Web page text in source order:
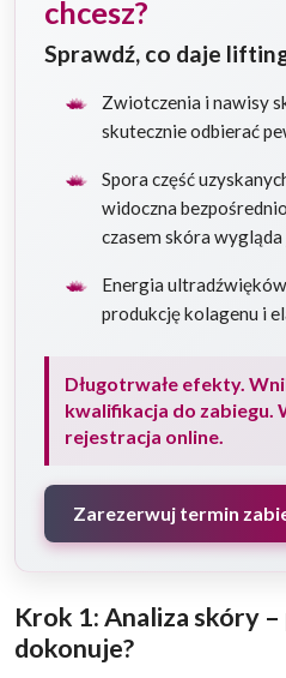
chcesz?
Sprawdź, co daje
Zwiotczenia i nawisy
skutecznie odbierać
Spora część
widoczna
czasem skóra wygląda
Energia
produkcję kolagenu i
Długotrwałe efekty.
kwalifikacja do zabiegu.
rejestracja online.
Zarezerwuj termin
Krok 1: Analiza skóry –
dokonuje?